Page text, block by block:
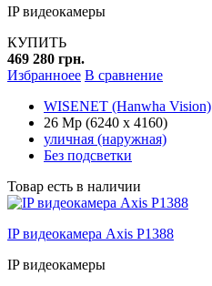
IP видеокамеры
КУПИТЬ
469 280 грн.
Избранноее В сравнение
WISENET (Hanwha Vision)
26 Mp (6240 х 4160)
уличная (наружная)
Без подсветки
Товар есть в наличии
IP видеокамера Axis P1388
IP видеокамеры